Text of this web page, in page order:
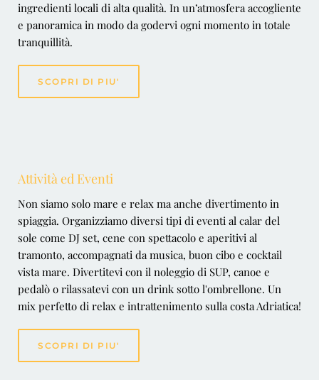
ingredienti locali di alta qualità. In un’atmosfera accogliente
e panoramica in modo da godervi ogni momento in totale
tranquillità.
SCOPRI DI PIU'
Attività ed Eventi
Non siamo solo mare e relax ma anche divertimento in
spiaggia. Organizziamo diversi tipi di eventi al calar del
sole come DJ set, cene con spettacolo e aperitivi al
tramonto, accompagnati da musica, buon cibo e cocktail
vista mare. Divertitevi con il noleggio di SUP, canoe e
pedalò o rilassatevi con un drink sotto l'ombrellone. Un
mix perfetto di relax e intrattenimento sulla costa Adriatica!
SCOPRI DI PIU'